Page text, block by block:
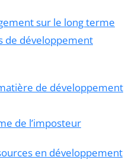
sur le long terme
de développement
de développement
de l’imposteur
en développement